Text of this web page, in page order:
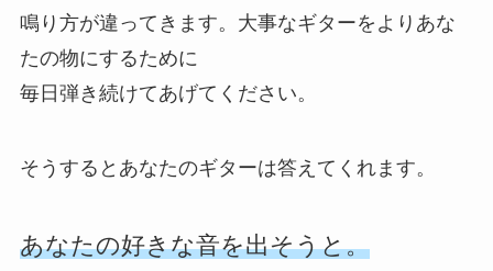
鳴り方が違ってきます。大事なギターをよりあな
たの物にするために
毎日弾き続けてあげてください。
そうするとあなたのギターは答えてくれます。
あなたの好きな音を出そうと。